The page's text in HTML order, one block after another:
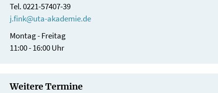
Tel. 0221-57407-39
j.fink@uta-akademie.de
Montag - Freitag
11:00 - 16:00 Uhr
Weitere Termine